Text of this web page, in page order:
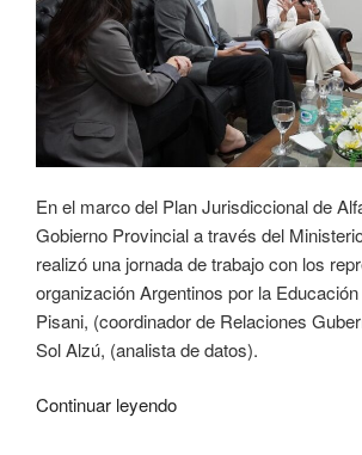
En el marco del Plan Jurisdiccional de
Gobierno Provincial a través del
realizó una jornada de trabajo con los
organización Argentinos por la
Pisani, (coordinador de Relaciones
Sol Alzú, (analista de datos).
Continuar leyendo